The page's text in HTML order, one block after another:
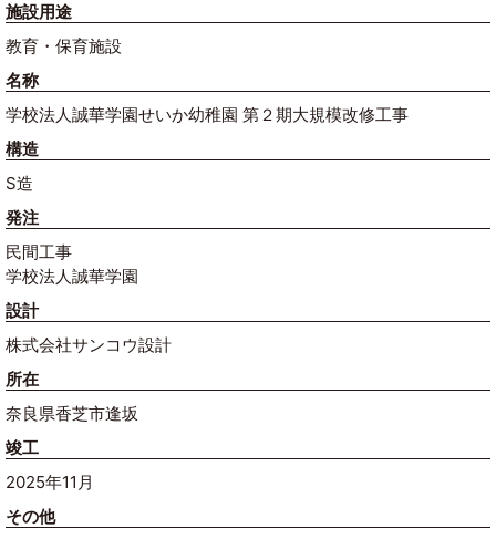
施設用途
教育・保育施設
名称
学校法人誠華学園せいか幼稚園 第２期大規模改修工事
構造
S造
発注
民間工事
学校法人誠華学園
設計
株式会社サンコウ設計
所在
奈良県香芝市逢坂
竣工
2025年11月
その他